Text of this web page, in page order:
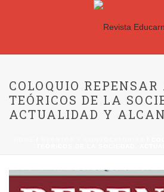
COLOQUIO REPENSAR
TEÓRICOS DE LA
ACTUALIDAD Y